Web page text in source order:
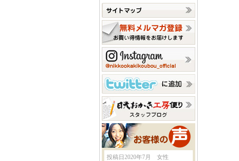
投稿日2020年7月 女性